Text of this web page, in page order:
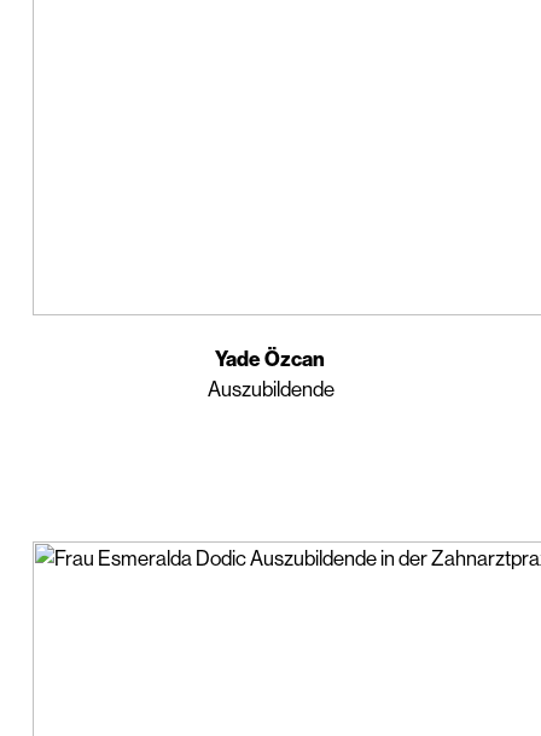
Yade Özcan
Auszubildende